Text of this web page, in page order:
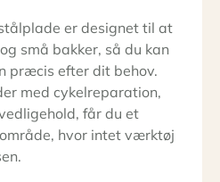
er designet til at
små bakker, så du kan
præcis efter dit behov.
med cykelreparation,
får du et
hvor intet værktøj